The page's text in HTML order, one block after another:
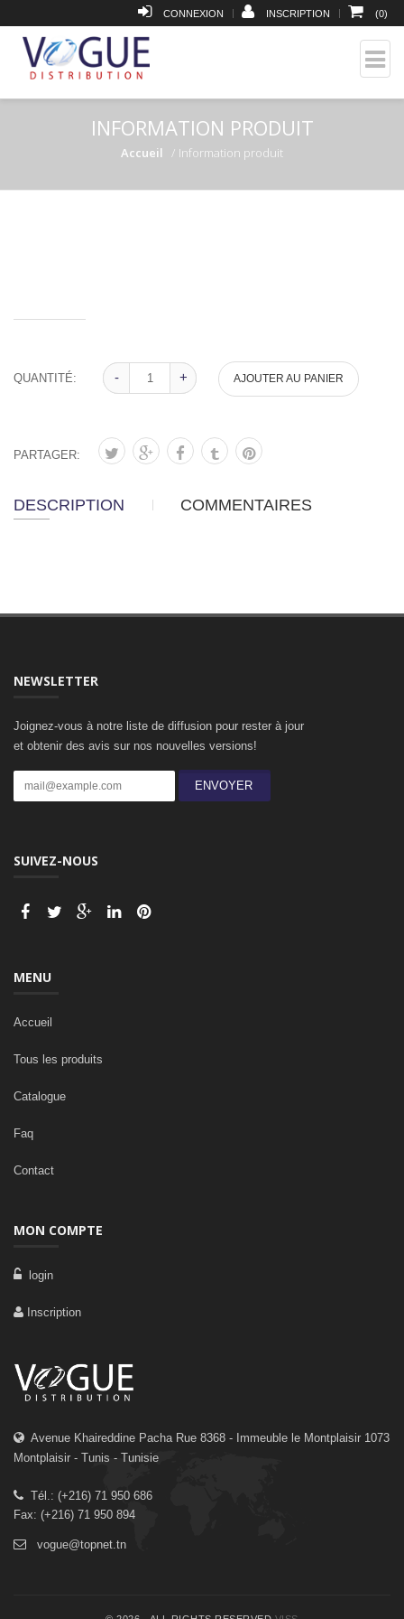
CONNEXION | INSCRIPTION | (0)
INFORMATION PRODUIT
Accueil Information produit
QUANTITÉ: - +
- + AJOUTER AU PANIER
PARTAGER:
DESCRIPTION COMMENTAIRES
NEWSLETTER
Joignez-vous à notre liste de diffusion pour rester à jour
et obtenir des avis sur nos nouvelles versions!
ENVOYER
SUIVEZ-NOUS
MENU
Accueil
Tous les produits
Catalogue
Faq
Contact
MON COMPTE
login
Inscription
Avenue Khaireddine Pacha Rue 8368 - Immeuble le Montplaisir 1073
Montplaisir - Tunis - Tunisie
Tél.: (+216) 71 950 686
Fax: (+216) 71 950 894
vogue@topnet.tn